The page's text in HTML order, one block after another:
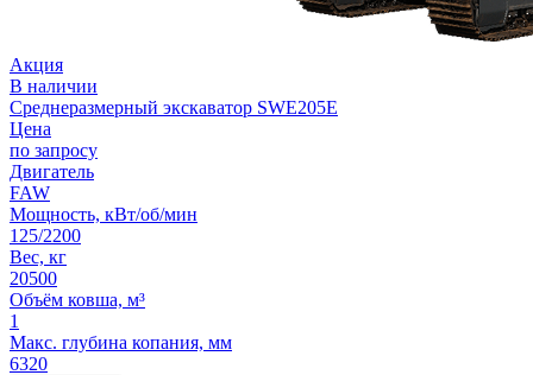
Акция
В наличии
Среднеразмерный экскаватор SWE205E
Цена
по запросу
Двигатель
FAW
Мощность, кВт/об/мин
125/2200
Вес, кг
20500
Объём ковша, м³
1
Макс. глубина копания, мм
6320